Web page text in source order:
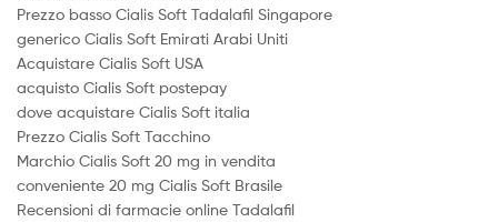
Prezzo basso Cialis Soft Tadalafil Singapore
generico Cialis Soft Emirati Arabi Uniti
Acquistare Cialis Soft USA
acquisto Cialis Soft postepay
dove acquistare Cialis Soft italia
Prezzo Cialis Soft Tacchino
Marchio Cialis Soft 20 mg in vendita
conveniente 20 mg Cialis Soft Brasile
Recensioni di farmacie online Tadalafil